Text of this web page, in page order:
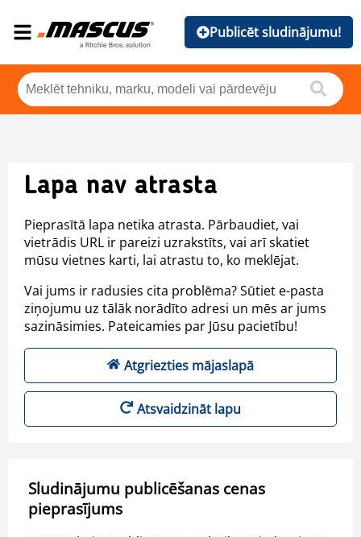
Publicēt sludinājumu!
Lapa nav atrasta
Pieprasītā lapa netika atrasta. Pārbaudiet, vai
vietrādis URL ir pareizi uzrakstīts, vai arī skatiet
mūsu vietnes karti, lai atrastu to, ko meklējat.
Vai jums ir radusies cita problēma? Sūtiet e-pasta
ziņojumu uz tālāk norādīto adresi un mēs ar jums
sazināsimies. Pateicamies par Jūsu pacietību!
Atgriezties mājaslapā
Atsvaidzināt lapu
Sludinājumu publicēšanas cenas
pieprasījums